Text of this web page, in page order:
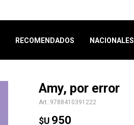
RECOMENDADOS NACIONALES
Amy, por error
9788410391222
$U 950